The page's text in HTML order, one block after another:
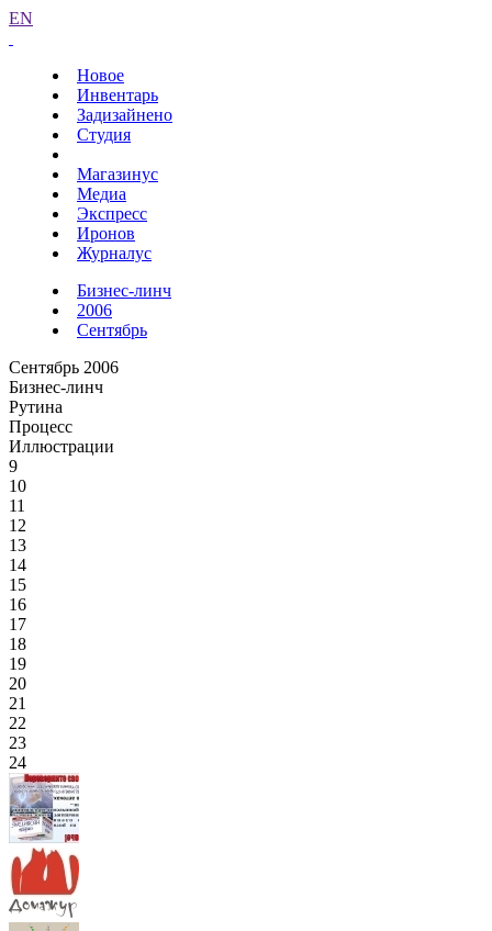
EN
Новое
Инвентарь
Задизайнено
Студия
Магазинус
Медиа
Экспресс
Иронов
Журналус
Бизнес-линч
2006
Сентябрь
Сентябрь 2006
Бизнес-линч
Рутина
Процесс
Иллюстрации
9
10
11
12
13
14
15
16
17
18
19
20
21
22
23
24